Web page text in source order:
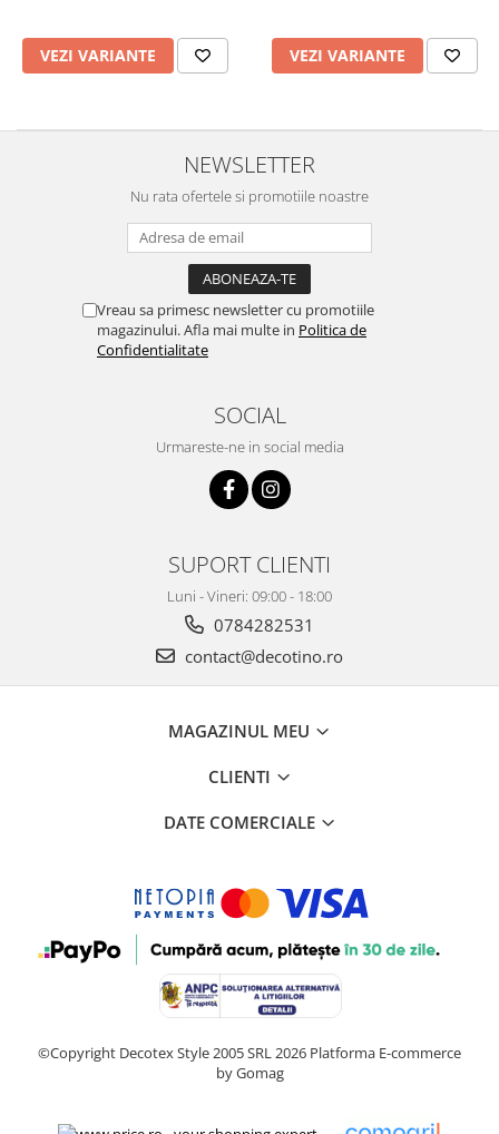
VEZI VARIANTE VEZI VARIANTE
NEWSLETTER
Nu rata ofertele si promotiile noastre
Vreau sa primesc newsletter cu promotiile
magazinului. Afla mai multe in Politica de
Confidentialitate
SOCIAL
Urmareste-ne in social media
SUPORT CLIENTI
Luni - Vineri: 09:00 - 18:00
0784282531
contact@decotino.ro
MAGAZINUL MEU
CLIENTI
DATE COMERCIALE
©Copyright Decotex Style 2005 SRL 2026 Platforma E-commerce
by Gomag